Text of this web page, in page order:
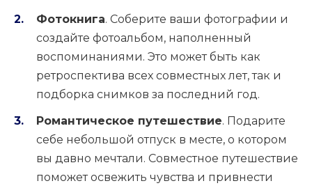
Фотокнига. Соберите ваши фотографии и
создайте фотоальбом, наполненный
воспоминаниями. Это может быть как
ретроспектива всех совместных лет, так и
подборка снимков за последний год.
Романтическое путешествие. Подарите
себе небольшой отпуск в месте, о котором
вы давно мечтали. Совместное путешествие
поможет освежить чувства и привнести